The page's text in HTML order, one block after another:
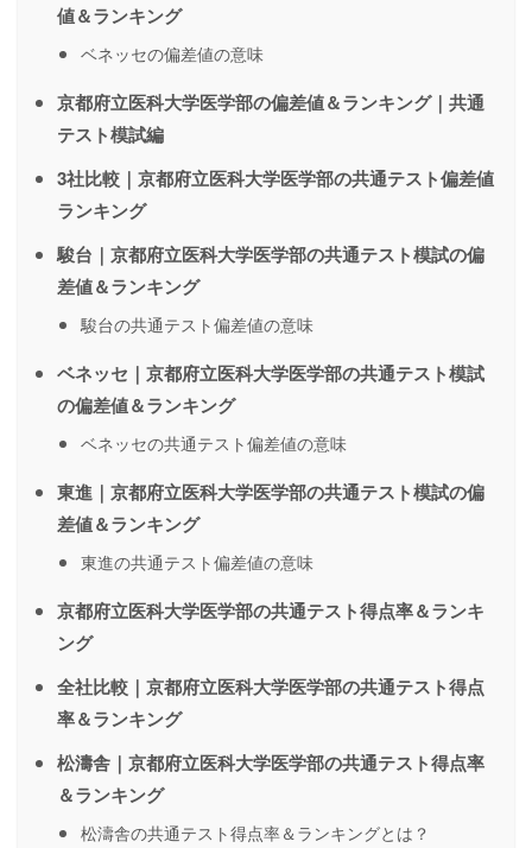
値＆ランキング
ベネッセの偏差値の意味
京都府立医科大学医学部の偏差値＆ランキング｜共通
テスト模試編
3社比較｜京都府立医科大学医学部の共通テスト偏差値
ランキング
駿台｜京都府立医科大学医学部の共通テスト模試の偏
差値＆ランキング
駿台の共通テスト偏差値の意味
ベネッセ｜京都府立医科大学医学部の共通テスト模試
の偏差値＆ランキング
ベネッセの共通テスト偏差値の意味
東進｜京都府立医科大学医学部の共通テスト模試の偏
差値＆ランキング
東進の共通テスト偏差値の意味
京都府立医科大学医学部の共通テスト得点率＆ランキ
ング
全社比較｜京都府立医科大学医学部の共通テスト得点
率＆ランキング
松濤舎｜京都府立医科大学医学部の共通テスト得点率
＆ランキング
松濤舎の共通テスト得点率＆ランキングとは？